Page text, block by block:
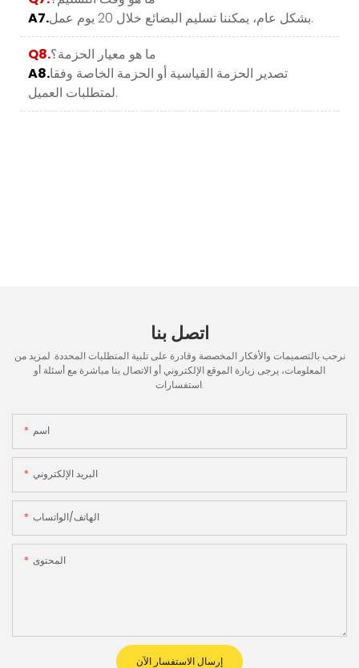
A7.
بشكل عام، يمكننا تسليم البضائع خلال 20 يوم عمل.
Q8.ما هو معيار الحزمة؟
A8.تصدير الحزمة القياسية أو الحزمة الخاصة وفقا
لمتطلبات العميل.
اتصل بنا
نرحب بالتصميمات والأفكار المخصصة وقادرة على تلبية المتطلبات المحددة. لمزيد من
المعلومات، يرجى زيارة الموقع الإلكتروني أو الاتصال بنا مباشرة مع أسئلة أو
استفسارات.
اسم
البريد الإلكتروني
الهاتف/الواتساب
المحتوى
إرسال الاستفسار الآن